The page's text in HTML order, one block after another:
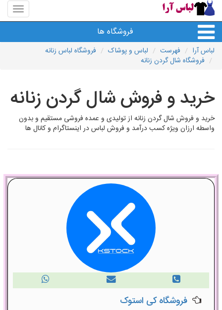
منوی
سایت
آرا
فروشگاه ها
لباس آرا فهرست لباس و پوشاک
فروشگاه لباس زنانه
فروشگاه شال گردن زنانه
خرید و فروش شال گردن زنانه
خرید و فروش شال گردن زنانه از تولیدی و عمده فروشی مستقیم و بدون
واسطه ارزان ویژه کسب درآمد و فروش لباس در اینستاگرام و کانال ها
فروشگاه کی استوک